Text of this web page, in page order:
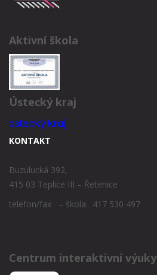
Aktivní škola
Ústecký kraj
KONTAKT
Buzulucká 392,
415 03 Teplice III – Řetenice
telefon/fax – škola: 417 530 497
Centrum interaktivní výuky